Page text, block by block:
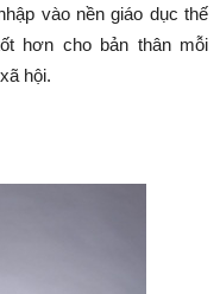
vào nền giáo dục thế
hơn cho bản thân mỗi
hội.